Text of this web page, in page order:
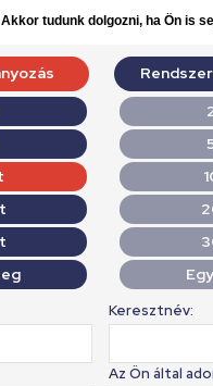
Akkor tudunk dolgozni, ha Ön is